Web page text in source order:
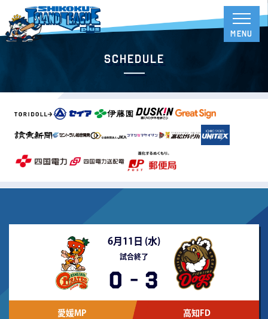
Schedule
6月11日 (水)
試合終了
0 - 3
愛媛MP 高知FD